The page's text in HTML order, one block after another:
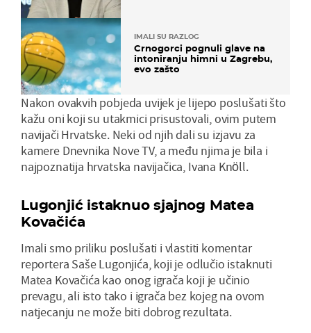
IMALI SU RAZLOG
Crnogorci pognuli glave na
intoniranju himni u Zagrebu,
evo zašto
Nakon ovakvih pobjeda uvijek je lijepo poslušati što
kažu oni koji su utakmici prisustovali, ovim putem
navijači Hrvatske. Neki od njih dali su izjavu za
kamere Dnevnika Nove TV, a među njima je bila i
najpoznatija hrvatska navijačica, Ivana Knöll.
Lugonjić istaknuo sjajnog Matea
Kovačića
Imali smo priliku poslušati i vlastiti komentar
reportera Saše Lugonjića, koji je odlučio istaknuti
Matea Kovačića kao onog igrača koji je učinio
prevagu, ali isto tako i igrača bez kojeg na ovom
natjecanju ne može biti dobrog rezultata.